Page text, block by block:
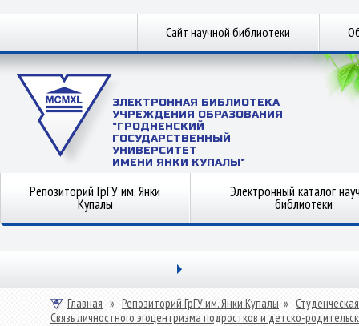
Сайт научной библиотеки
ЭЛЕКТРОННАЯ БИБЛИОТЕКА
УЧРЕЖДЕНИЯ ОБРАЗОВАНИЯ
"ГРОДНЕНСКИЙ
ГОСУДАРСТВЕННЫЙ
УНИВЕРСИТЕТ
ИМЕНИ ЯНКИ КУПАЛЫ"
Репозиторий ГрГУ им. Янки
Купалы
Электронный каталог
библиотеки
Главная » Репозиторий ГрГУ им. Янки Купалы »
Связь личностного эгоцентризма подростков и детско-